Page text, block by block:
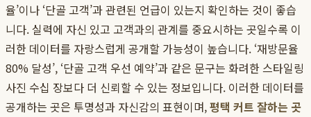
율’이나 ‘단골 고객’과 관련된 언급이 있는지 확인하는 것이 좋습
니다. 실력에 자신 있고 고객과의 관계를 중요시하는 곳일수록 이
러한 데이터를 자랑스럽게 공개할 가능성이 높습니다. ‘재방문율
80% 달성’, ‘단골 고객 우선 예약’과 같은 문구는 화려한 스타일링
사진 수십 장보다 더 신뢰할 수 있는 정보입니다. 이러한 데이터를
공개하는 곳은 투명성과 자신감의 표현이며,평택 커트 잘하는 곳